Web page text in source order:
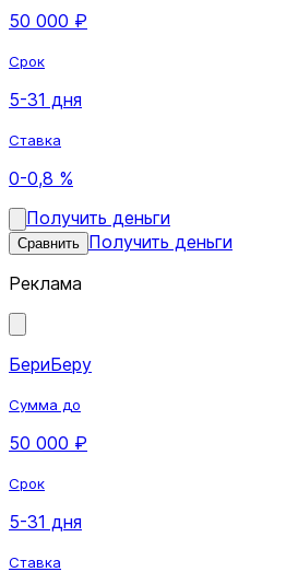
50 000 ₽
Срок
5-31 дня
Ставка
0-0,8 %
Получить деньги
Сравнить Получить деньги
Реклама
БериБеру
Сумма до
50 000 ₽
Срок
5-31 дня
Ставка